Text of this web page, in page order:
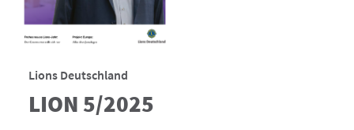
Lions Deutschland
LION 5/2025